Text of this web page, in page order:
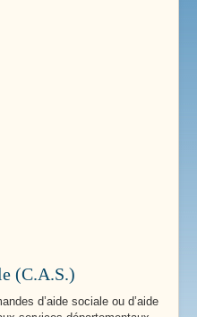
(C.A.S.)
d’aide sociale ou d’aide